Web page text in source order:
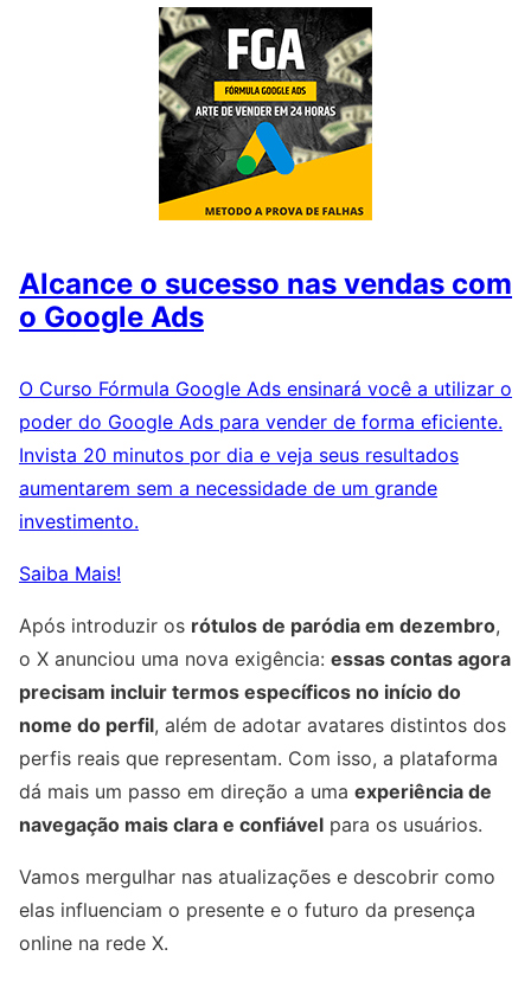
Alcance o sucesso nas vendas com
o Google Ads
O Curso Fórmula Google Ads ensinará você a utilizar o
poder do Google Ads para vender de forma eficiente.
Invista 20 minutos por dia e veja seus resultados
aumentarem sem a necessidade de um grande
investimento.
Saiba Mais!
Após introduzir os rótulos de paródia em dezembro,
o X anunciou uma nova exigência: essas contas agora
precisam incluir termos específicos no início do
nome do perfil, além de adotar avatares distintos dos
perfis reais que representam. Com isso, a plataforma
dá mais um passo em direção a uma experiência de
navegação mais clara e confiável para os usuários.
Vamos mergulhar nas atualizações e descobrir como
elas influenciam o presente e o futuro da presença
online na rede X.